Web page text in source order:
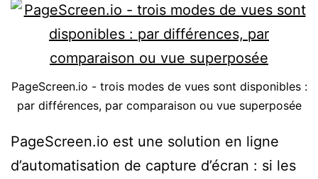
PageScreen.io - trois modes de vues sont disponibles :
par différences, par comparaison ou vue superposée
PageScreen.io est une solution en ligne
d’automatisation de capture d’écran : si les